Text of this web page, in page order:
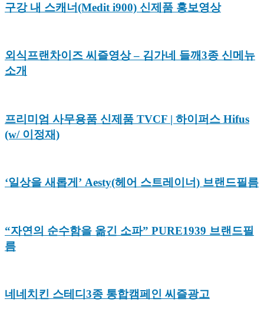
구강 내 스캐너(Medit i900) 신제품 홍보영상
외식프랜차이즈 씨즐영상 – 김가네 들깨3종 신메뉴
소개
프리미엄 사무용품 신제품 TVCF | 하이퍼스 Hifus
(w/ 이정재)
‘일상을 새롭게’ Aesty(헤어 스트레이너) 브랜드필름
“자연의 순수함을 옮긴 소파” PURE1939 브랜드필
름
네네치킨 스테디3종 통합캠페인 씨즐광고